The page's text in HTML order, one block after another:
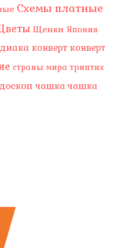
Схемы платные
Щенки Япония
конверт конверт
страны мира триптих
чашка чашка